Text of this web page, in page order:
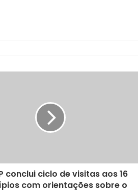
conclui ciclo de visitas aos 16
com orientações sobre o